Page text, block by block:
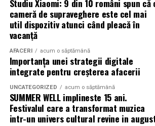
parfumul din sticlă, Oriflame a lansat și
episoade disponibile pe YouTube, unde
întregul proces de creație, de la
ingredientelor până la competiția
Ce parfum alegi vara?Nu există un
Dacă îți plac parfumurile proaspete,
ingredientele precum lime-ul sunt
preferi aromele calde, exotice și cu
de smochină, cocos și lemn de santal
Studiu Xiaomi: 9 din 10 români spun că
cameră de supraveghere este cel mai
util dispozitiv atunci când pleacă în
vacanță
AFACERI acum o săptămână
Importanța unei strategii digitale
integrate pentru creșterea afacerii
UNCATEGORIZED acum o săptămână
SUMMER WELL implineste 15 ani.
Festivalul care a transformat muzica
intr-un univers cultural revine in